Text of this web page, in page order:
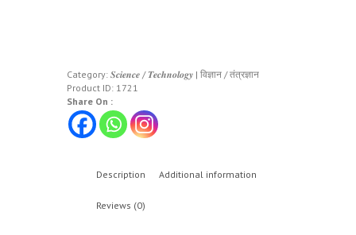
Category: 𝑺𝒄𝒊𝒆𝒏𝒄𝒆 / 𝑻𝒆𝒄𝒉𝒏𝒐𝒍𝒐𝒈𝒚 | विज्ञान / तंत्रज्ञान
Product ID: 1721
Share On :
Description Additional information
Reviews (0)